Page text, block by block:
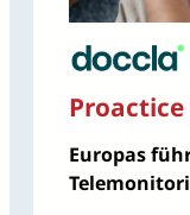
Proactice
Europas